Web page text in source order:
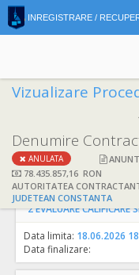
INREGISTRARE /
Vizualizare
Denumire
ANULATA ANUNT
78.435.857,16 RON
AUTORITATEA
JUDETEAN CONSTANTA
1 DEPUNERE OFERTA
Data limita:
03.04.2026
Valabilitate oferta:
2EVALUARE CALIFICARE
Data limita: 18.06.2026
Data finalizare: